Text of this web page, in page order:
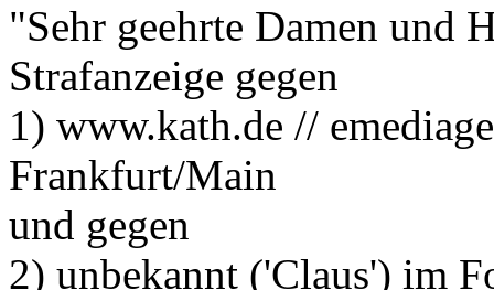
"Sehr geehrte Damen und
Strafanzeige gegen
1) www.kath.de //
Frankfurt/Main
und gegen
2) unbekannt ('Claus') im